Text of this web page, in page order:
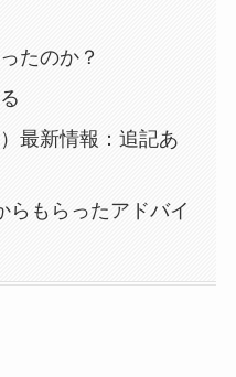
たのか？
最新情報：追記あ
らもらったアドバイ